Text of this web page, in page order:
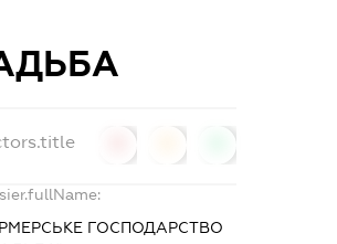
ГОСПОДАРСТВО